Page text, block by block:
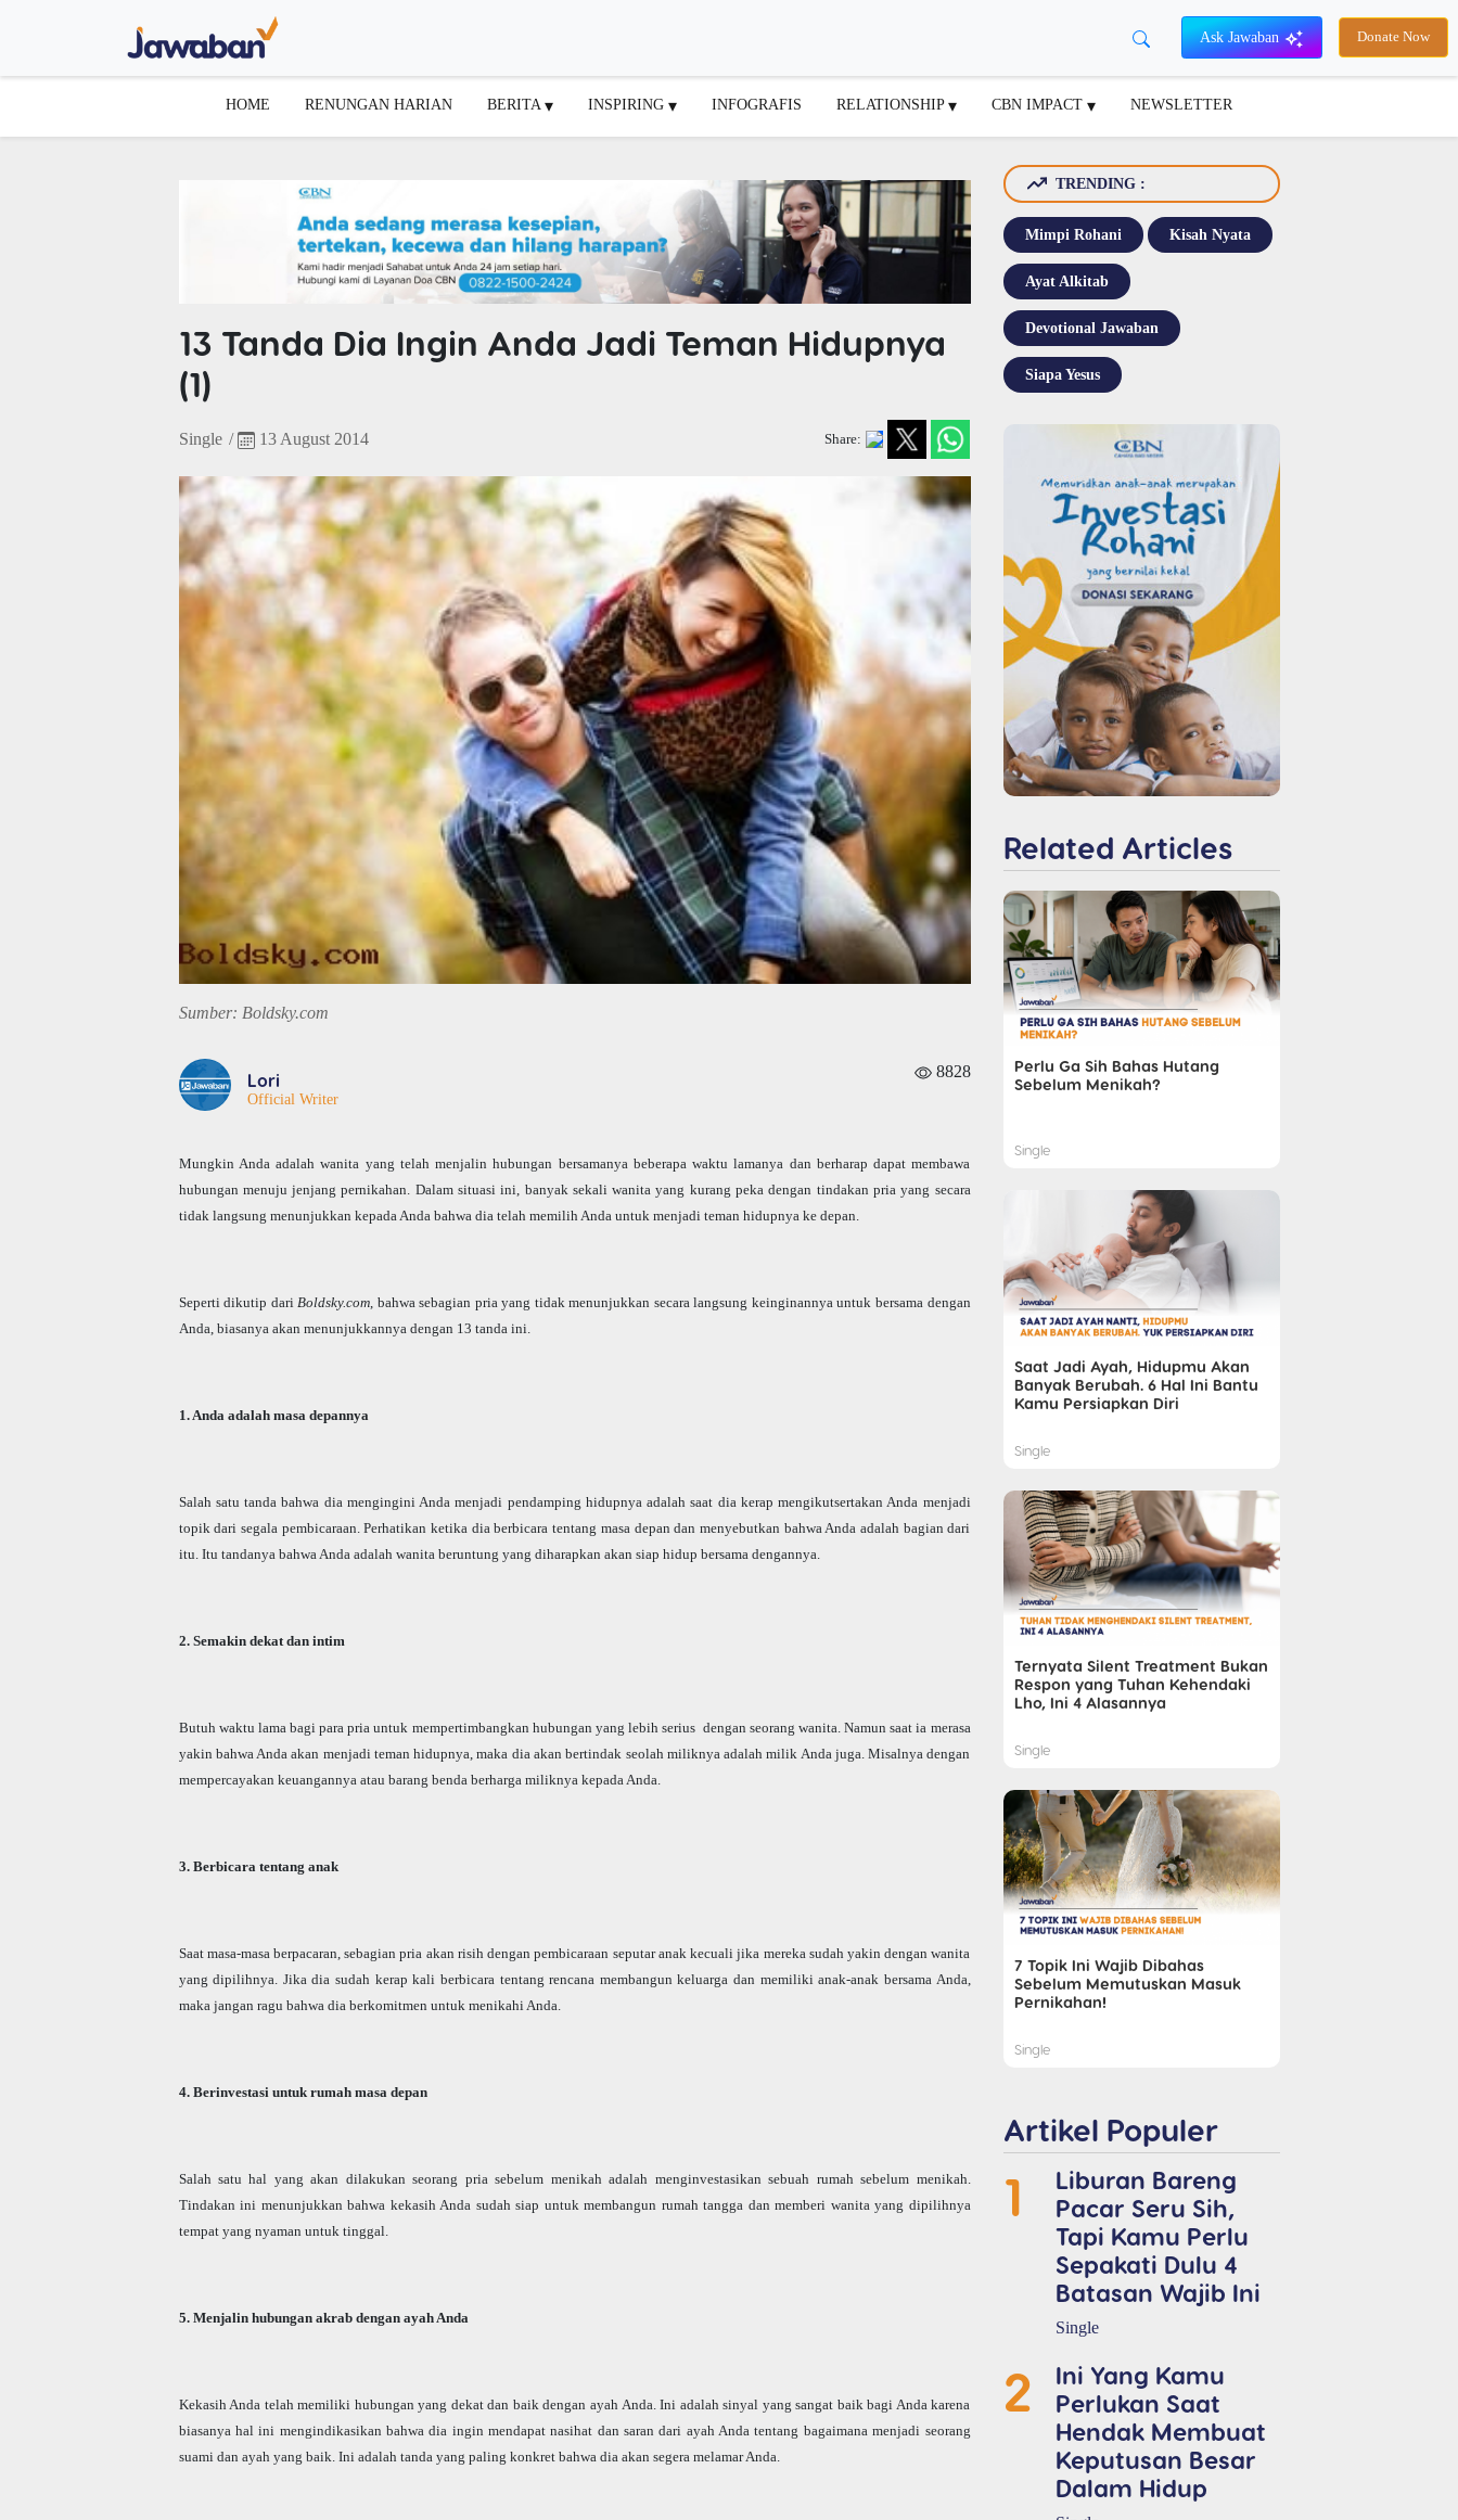
Ask Jawaban Donate Now
HOME RENUNGAN HARIAN BERITA INSPIRING INFOGRAFIS RELATIONSHIP CBN IMPACT NEWSLETTER
13 Tanda Dia Ingin Anda Jadi Teman Hidupnya
(1)
Single / 13 August 2014 Share:
Sumber: Boldsky.com
Lori
Official Writer
8828
Mungkin Anda adalah wanita yang telah menjalin hubungan bersamanya beberapa waktu lamanya dan berharap dapat membawa
hubungan menuju jenjang pernikahan. Dalam situasi ini, banyak sekali wanita yang kurang peka dengan tindakan pria yang secara
tidak langsung menunjukkan kepada Anda bahwa dia telah memilih Anda untuk menjadi teman hidupnya ke depan.
Seperti dikutip dari Boldsky.com , bahwa sebagian pria yang tidak menunjukkan secara langsung keinginannya untuk bersama dengan
Anda, biasanya akan menunjukkannya dengan 13 tanda ini.
1. Anda adalah masa depannya
Salah satu tanda bahwa dia mengingini Anda menjadi pendamping hidupnya adalah saat dia kerap mengikutsertakan Anda menjadi
topik dari segala pembicaraan. Perhatikan ketika dia berbicara tentang masa depan dan menyebutkan bahwa Anda adalah bagian dari
itu. Itu tandanya bahwa Anda adalah wanita beruntung yang diharapkan akan siap hidup bersama dengannya.
2. Semakin dekat dan intim
Butuh waktu lama bagi para pria untuk mempertimbangkan hubungan yang lebih serius dengan seorang wanita. Namun saat ia merasa
yakin bahwa Anda akan menjadi teman hidupnya, maka dia akan bertindak seolah miliknya adalah milik Anda juga. Misalnya dengan
mempercayakan keuangannya atau barang benda berharga miliknya kepada Anda.
3. Berbicara tentang anak
Saat masa-masa berpacaran, sebagian pria akan risih dengan pembicaraan seputar anak kecuali jika mereka sudah yakin dengan wanita
yang dipilihnya. Jika dia sudah kerap kali berbicara tentang rencana membangun keluarga dan memiliki anak-anak bersama Anda,
maka jangan ragu bahwa dia berkomitmen untuk menikahi Anda.
4. Berinvestasi untuk rumah masa depan
Salah satu hal yang akan dilakukan seorang pria sebelum menikah adalah menginvestasikan sebuah rumah sebelum menikah.
Tindakan ini menunjukkan bahwa kekasih Anda sudah siap untuk membangun rumah tangga dan memberi wanita yang dipilihnya
tempat yang nyaman untuk tinggal.
5. Menjalin hubungan akrab dengan ayah Anda
Kekasih Anda telah memiliki hubungan yang dekat dan baik dengan ayah Anda. Ini adalah sinyal yang sangat baik bagi Anda karena
biasanya hal ini mengindikasikan bahwa dia ingin mendapat nasihat dan saran dari ayah Anda tentang bagaimana menjadi seorang
suami dan ayah yang baik. Ini adalah tanda yang paling konkret bahwa dia akan segera melamar Anda.
TRENDING :
Mimpi Rohani Kisah Nyata
Ayat Alkitab
Devotional Jawaban
Siapa Yesus
Related Articles
Perlu Ga Sih Bahas Hutang
Sebelum Menikah?
Single
Saat Jadi Ayah, Hidupmu Akan
Banyak Berubah. 6 Hal Ini Bantu
Kamu Persiapkan Diri
Single
Ternyata Silent Treatment Bukan
Respon yang Tuhan Kehendaki
Lho, Ini 4 Alasannya
Single
7 Topik Ini Wajib Dibahas
Sebelum Memutuskan Masuk
Pernikahan!
Single
Artikel Populer
1
Liburan Bareng
Pacar Seru Sih,
Tapi Kamu Perlu
Sepakati Dulu 4
Batasan Wajib Ini
Single
2
Ini Yang Kamu
Perlukan Saat
Hendak Membuat
Keputusan Besar
Dalam Hidup